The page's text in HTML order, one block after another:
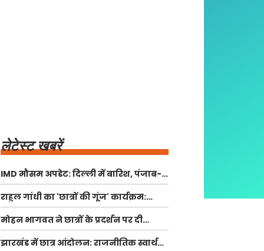
लेटेस्ट खबरें
IMD मौसम अपडेट: दिल्ली में बारिश, पंजाब-
हरियाणा में भारी बारिश का अलर्ट
राहुल गांधी का 'छात्रों की गूंज' कार्यक्रम:
प्रयागराज में मिली अनुमति
मोहन भागवत ने छात्रों के प्रदर्शन पर दी
प्रतिक्रिया, कहा 'जेन जी' देशभक्त हैं
झारखंड में छात्र आंदोलन: राजनीतिक स्वार्थ